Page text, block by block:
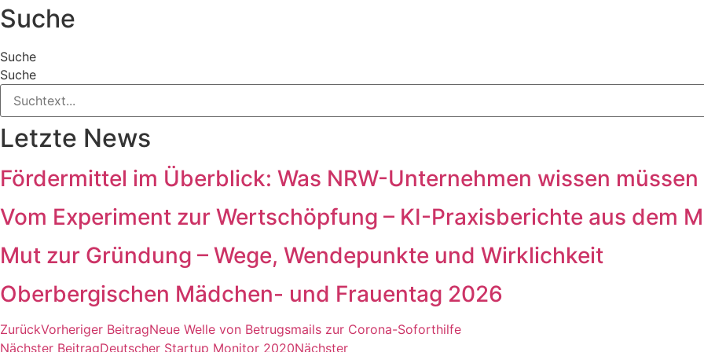
Suche
Suche
Suche
Letzte News
Fördermittel im Überblick: Was NRW-Unternehmen wissen müssen
Vom Experiment zur Wertschöpfung – KI-Praxisberichte aus dem
Mut zur Gründung – Wege, Wendepunkte und Wirklichkeit
Oberbergischen Mädchen- und Frauentag 2026
ZurückVorheriger BeitragNeue Welle von Betrugsmails zur Corona-Soforthilfe
Nächster BeitragDeutscher Startup Monitor 2020Nächster